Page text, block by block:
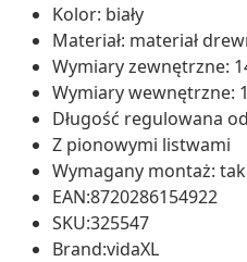
Kolor: biały
Materiał: materiał
Wymiary zewnętrzne:
Wymiary wewnętrzne:
Długość regulowana
Z pionowymi listwami
Wymagany montaż: tak
EAN:8720286154922
SKU:325547
Brand:vidaXL